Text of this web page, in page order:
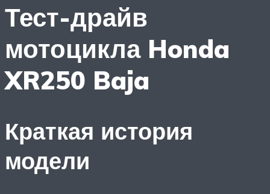
Тест-драйв
мотоцикла Honda
XR250 Baja
Краткая история
модели